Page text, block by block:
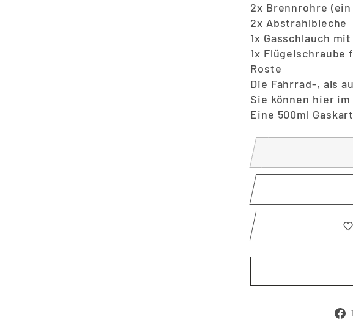
2x Brennrohre
2x Abstrahlbleche
1x Gasschlauch
1x
Roste
Die Fahrrad-, als
Sie können hier
Eine 500ml